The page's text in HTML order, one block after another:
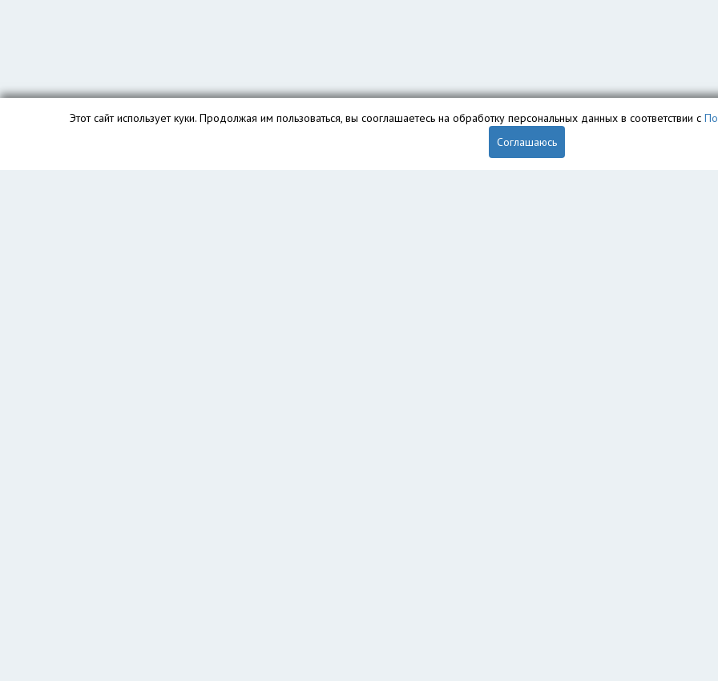
Этот сайт использует куки. Продолжая им пользоваться, вы сооглашаетесь на обработку персональных данных в соответствии с
Соглашаюсь